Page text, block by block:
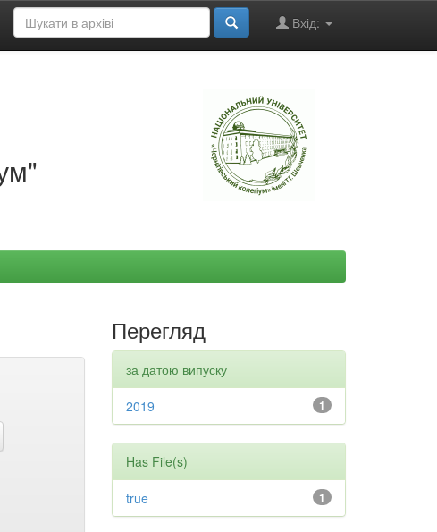
Вхід:
Перегляд
за датою випуску
1
2019
Has File(s)
1
true